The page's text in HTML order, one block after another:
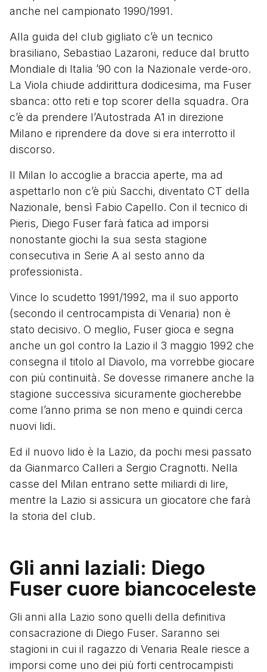
anche nel campionato 1990/1991.
Alla guida del club gigliato c’è un tecnico
brasiliano, Sebastiao Lazaroni, reduce dal brutto
Mondiale di Italia ’90 con la Nazionale verde-oro.
La Viola chiude addirittura dodicesima, ma Fuser
sbanca: otto reti e top scorer della squadra. Ora
c’è da prendere l’Autostrada A1 in direzione
Milano e riprendere da dove si era interrotto il
discorso.
Il Milan lo accoglie a braccia aperte, ma ad
aspettarlo non c’è più Sacchi, diventato CT della
Nazionale, bensì Fabio Capello. Con il tecnico di
Pieris, Diego Fuser farà fatica ad imporsi
nonostante giochi la sua sesta stagione
consecutiva in Serie A al sesto anno da
professionista.
Vince lo scudetto 1991/1992, ma il suo apporto
(secondo il centrocampista di Venaria) non è
stato decisivo. O meglio, Fuser gioca e segna
anche un gol contro la Lazio il 3 maggio 1992 che
consegna il titolo al Diavolo, ma vorrebbe giocare
con più continuità. Se dovesse rimanere anche la
stagione successiva sicuramente giocherebbe
come l’anno prima se non meno e quindi cerca
nuovi lidi.
Ed il nuovo lido è la Lazio, da pochi mesi passato
da Gianmarco Calleri a Sergio Cragnotti. Nella
casse del Milan entrano sette miliardi di lire,
mentre la Lazio si assicura un giocatore che farà
la storia del club.
Gli anni laziali: Diego
Fuser cuore biancoceleste
Gli anni alla Lazio sono quelli della definitiva
consacrazione di Diego Fuser. Saranno sei
stagioni in cui il ragazzo di Venaria Reale riesce a
imporsi come uno dei più forti centrocampisti